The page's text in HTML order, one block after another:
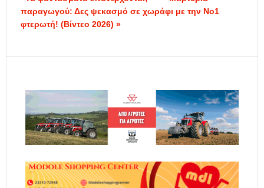
παραγωγού: Δες ψεκασμό σε χωράφι με την Νο1
φτερωτή! (Βίντεο 2026) »